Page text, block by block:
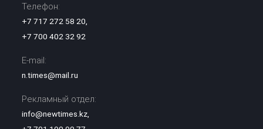
Телефон:
+7 717 272 58 20,
+7 700 402 32 92
E-mail:
n.times@mail.ru
Рекламный отдел:
info@newtimes.kz,